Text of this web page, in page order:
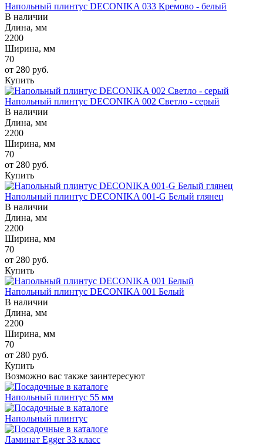
Напольный плинтус DECONIKA 033 Кремово - белый
В наличии
Длина, мм
2200
Ширина, мм
70
от 280 руб.
Купить
Напольный плинтус DECONIKA 002 Светло - серый
В наличии
Длина, мм
2200
Ширина, мм
70
от 280 руб.
Купить
Напольный плинтус DECONIKA 001-G Белый глянец
В наличии
Длина, мм
2200
Ширина, мм
70
от 280 руб.
Купить
Напольный плинтус DECONIKA 001 Белый
В наличии
Длина, мм
2200
Ширина, мм
70
от 280 руб.
Купить
Возможно вас также заинтересуют
Напольный плинтус 55 мм
Напольный плинтус
Ламинат Egger 33 класс